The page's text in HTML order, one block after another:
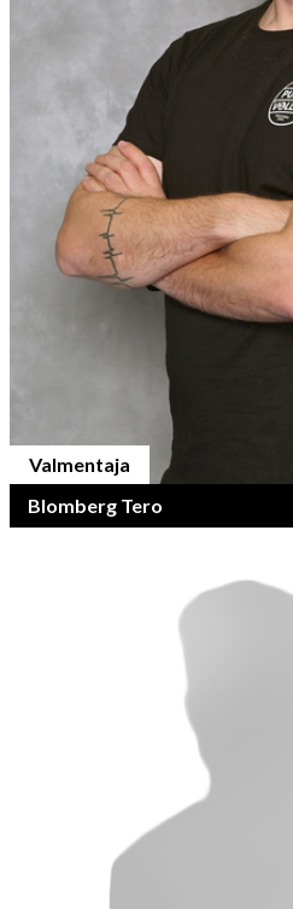
Valmentaja
Blomberg Tero